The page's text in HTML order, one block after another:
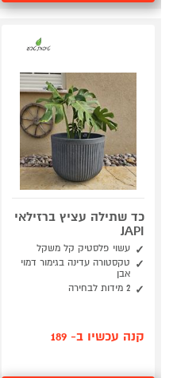
כד שתילה עציץ ברזילאי
JAPI
עשוי פלסטיק קל משקל
טקסטורה עדינה בגימור דמוי
אבן
2 מידות לבחירה
קנה עכשיו ב- 189